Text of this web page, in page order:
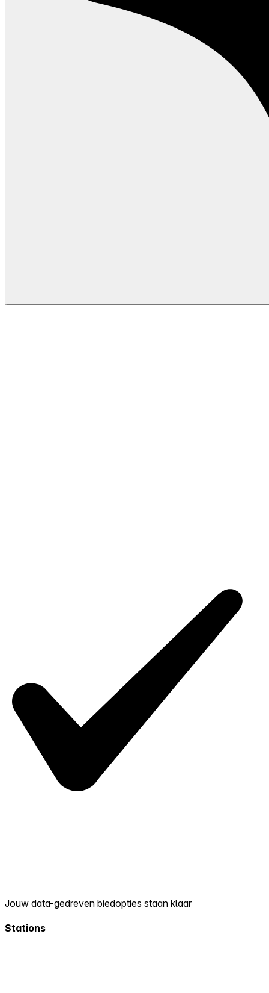
Jouw data-gedreven biedopties staan klaar
Stations